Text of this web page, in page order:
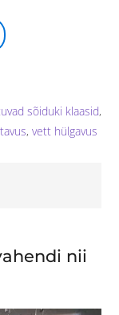
sõiduki klaasid,
, vett hülgavus
nii